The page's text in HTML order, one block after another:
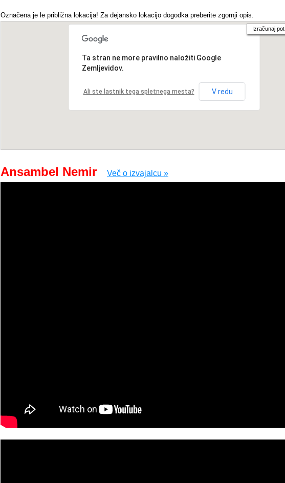
Označena je le približna lokacija! Za dejansko lokacijo dogodka preberite zgornji opis.
Ta stran ne more pravilno naložiti Google
Zemljevidov.
Ali ste lastnik tega spletnega mesta? V redu
Izračunaj pot
Ansambel Nemir Več o izvajalcu »